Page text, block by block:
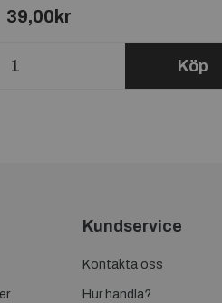
39,00kr
Köp
Kundservice
Kontakta oss
Hur handla?